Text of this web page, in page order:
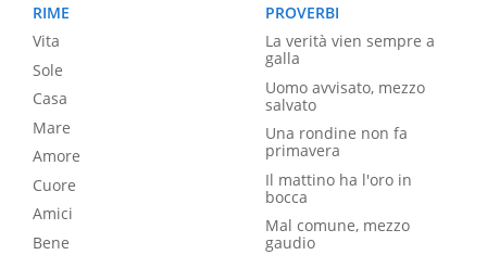
RIME
Vita
Sole
Casa
Mare
Amore
Cuore
Amici
Bene
PROVERBI
La verità vien sempre a
galla
Uomo avvisato, mezzo
salvato
Una rondine non fa
primavera
Il mattino ha l'oro in
bocca
Mal comune, mezzo
gaudio